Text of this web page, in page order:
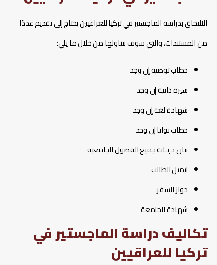
الالتحاق بدراسة الماجستير في تركيا للعراقيين يحتاج إلى تقديم عددًا
من المستندات، والتي سوف نتناولها من خلال ما يلي:
خطاب توصية إن وجد
سيرة ذاتية إن وجد
شهادة لغة إن وجد
خطاب نوايا إن وجد
بيان درجات جميع الفصول الجامعية
ايميل الطالب
جواز السفر
شهادة الجامعة
تكاليف دراسة الماجستير في
تركيا للعراقيين